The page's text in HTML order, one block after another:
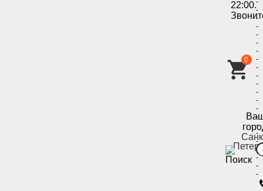
22:00.-
-
-
-
-
-
-
-
-
-
-
-
-
-
-
-
-
-
-
-
-
-
0